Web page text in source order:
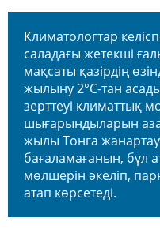
Климатологтар
саладағы жетекші
мақсаты қазірдің
жылыну 2°C-тан
зерттеуі климаттық
шығарындыларын
жылы Тонга
бағаламағанын, бұл
мөлшерін әкеліп,
атап көрсетеді.